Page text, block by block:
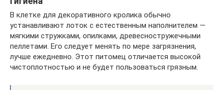
В клетке для декоративного кролика обычно
устанавливают лоток с естественным наполнителем —
мягкими стружками, опилками, древесностружечными
пеллетами. Его следует менять по мере загрязнения,
лучше ежедневно. Этот питомец отличается высокой
чистоплотностью и не будет пользоваться грязным.